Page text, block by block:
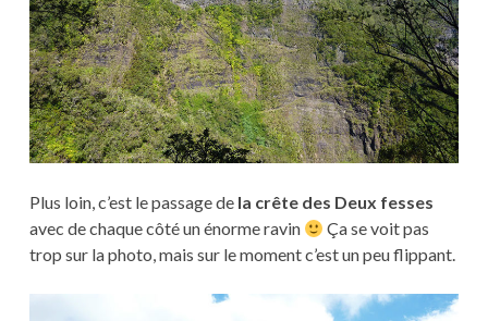
Plus loin, c’est le passage dela crête des Deux fesses
avec de chaque côté un énorme ravin
Ça se voit pas
trop sur la photo, mais sur le moment c’est un peu flippant.